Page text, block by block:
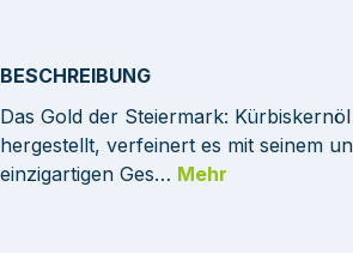
BESCHREIBUNG
Das Gold der Steiermark:
hergestellt, verfeinert es mit seinem
einzigartigen Ges… Mehr